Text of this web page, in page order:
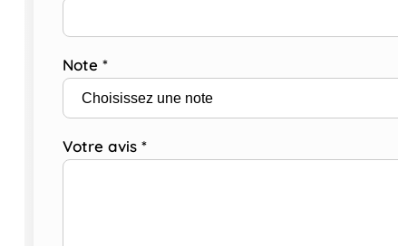
Note *
Votre avis *